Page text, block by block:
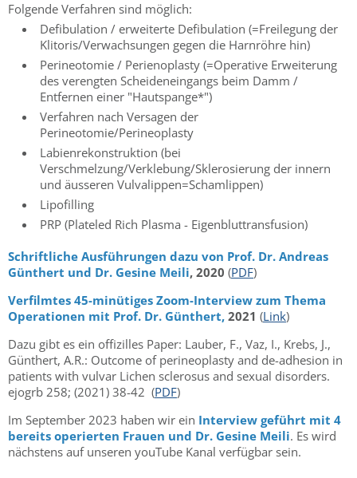
Folgende Verfahren sind möglich:
Defibulation / erweiterte Defibulation (=Freilegung der
Klitoris/Verwachsungen gegen die Harnröhre hin)
Perineotomie / Perienoplasty (=Operative Erweiterung
des verengten Scheideneingangs beim Damm /
Entfernen einer "Hautspange*")
Verfahren nach Versagen der
Perineotomie/Perineoplasty
Labienrekonstruktion (bei
Verschmelzung/Verklebung/Sklerosierung der innern
und äusseren Vulvalippen=Schamlippen)
Lipofilling
PRP (Plateled Rich Plasma - Eigenbluttransfusion)
Schriftliche Ausführungen dazu von Prof. Dr. Andreas
Günthert und Dr. Gesine Meili, 2020 (PDF)
Verfilmtes 45-minütiges Zoom-Interview zum Thema
Operationen mit Prof. Dr. Günthert, 2021 (Link)
Dazu gibt es ein offizilles Paper: Lauber, F., Vaz, I., Krebs, J.,
Günthert, A.R.: Outcome of perineoplasty and de-adhesion in
patients with vulvar Lichen sclerosus and sexual disorders.
ejogrb 258; (2021) 38-42 (PDF)
Im September 2023 haben wir ein Interview geführt mit 4
bereits operierten Frauen und Dr. Gesine Meili. Es wird
nächstens auf unseren youTube Kanal verfügbar sein.